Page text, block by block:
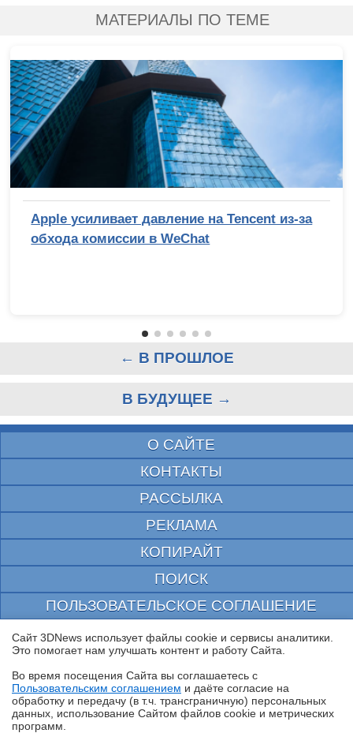
МАТЕРИАЛЫ ПО ТЕМЕ
Apple усиливает давление на Tencent из-за
обхода комиссии в WeChat
← В ПРОШЛОЕ
В БУДУЩЕЕ →
О САЙТЕ
КОНТАКТЫ
РАССЫЛКА
РЕКЛАМА
КОПИРАЙТ
ПОИСК
ПОЛЬЗОВАТЕЛЬСКОЕ СОГЛАШЕНИЕ
ЗАЩИЩЕНО CURATOR
© 1997—2026 Электронное периодическое издание "3ДНьюс" | Свидетельство о
выдано Федеральной Службой по надзору за соблюдением законодательства в сфере
массовых коммуникаций и охране культурного наследия
При цитировании документа ссылка на сайт с указанием автора обязательна. Полное
заимствование документа является нарушением
российского и международного законодательства и возможно только с согласия
Сайт 3DNews использует файлы cookie и сервисы аналитики.
Это помогает нам улучшать контент и работу Cайта.
Во время посещения Cайта вы соглашаетесь с
Пользовательским соглашением и даёте согласие на
обработку и передачу (в т.ч. трансграничную) персональных
данных, использование Cайтом файлов cookie и метрических
программ.